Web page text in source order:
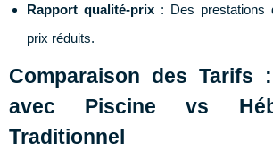
Rapport qualité-prix : Des prestations
prix réduits.
Comparaison des Tarifs
avec Piscine vs
Traditionnel